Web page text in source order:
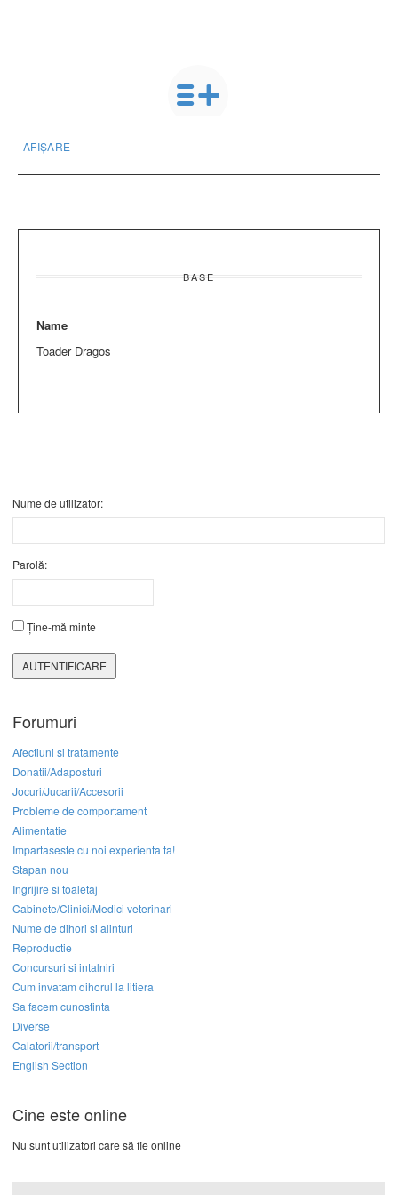
AFIȘARE
BASE
Name
Toader Dragos
Nume de utilizator:
Parolă:
Ține-mă minte
AUTENTIFICARE
Forumuri
Afectiuni si tratamente
Donatii/Adaposturi
Jocuri/Jucarii/Accesorii
Probleme de comportament
Alimentatie
Impartaseste cu noi experienta ta!
Stapan nou
Ingrijire si toaletaj
Cabinete/Clinici/Medici veterinari
Nume de dihori si alinturi
Reproductie
Concursuri si intalniri
Cum invatam dihorul la litiera
Sa facem cunostinta
Diverse
Calatorii/transport
English Section
Cine este online
Nu sunt utilizatori care să fie online